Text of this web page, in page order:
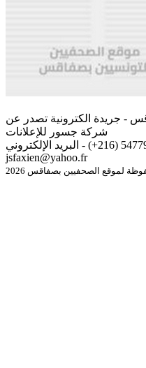
- جريدة الكترونية تصدر عن
شركة جسور للإعلانات
للإتصال أو نشر الردود الهاتف 54779966 (216+) - البريد الإلكتروني
jsfaxien@yahoo.fr
لموقع الصحفيين بصفاقس 2026